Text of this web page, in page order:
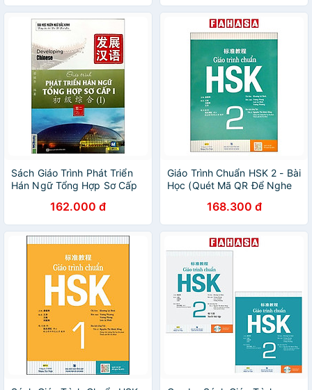
Sách Giáo Trình Phát Triển
Hán Ngữ Tổng Hợp Sơ Cấp
162.000 đ
Giáo Trình Chuẩn HSK 2 - Bài
Học (Quét Mã QR Để Nghe
168.300 đ